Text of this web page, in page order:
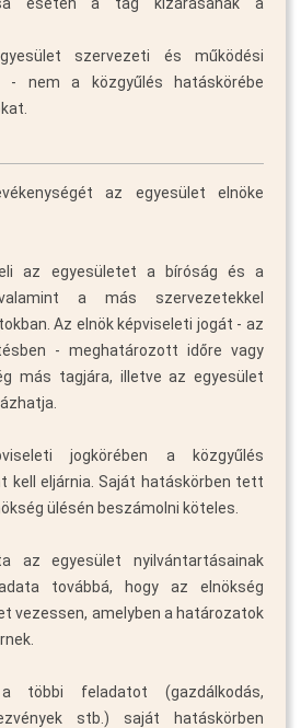
szervezeti és működési
- nem a közgyűlés hatáskörébe
az egyesület elnöke
az egyesületet a bíróság és a
a más szervezetekkel
Az elnök képviseleti jogát - az
- meghatározott időre vagy
más tagjára, illetve az egyesület
jogkörében a közgyűlés
kell eljárnia. Saját hatáskörben tett
ülésén beszámolni köteles.
az egyesület nyilvántartásainak
továbbá, hogy az elnökség
vezessen, amelyben a határozatok
többi feladatot (gazdálkodás,
stb.) saját hatáskörben